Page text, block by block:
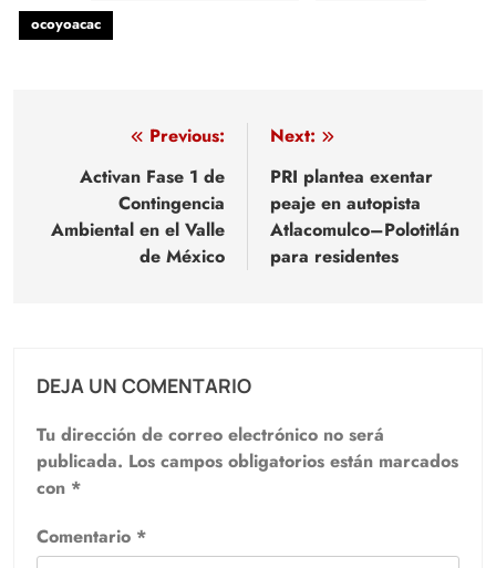
ocoyoacac
Navegación
entradas
Previous:
Activan Fase 1 de
Contingencia
Ambiental en el Valle
de México
Next:
PRI plantea exentar
peaje en autopista
Atlacomulco–Polotitlán
para residentes
DEJA UN COMENTARIO
Tu dirección de correo electrónico no será
publicada. Los campos obligatorios están marcados
con *
Comentario *